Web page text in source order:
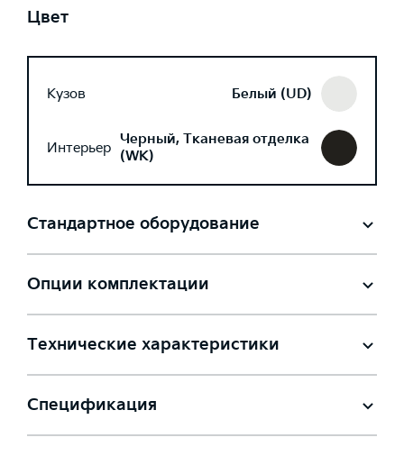
Цвет
Кузов Белый (UD)
Интерьер Черный, Тканевая отделка
(WK)
Стандартное оборудование
Опции комплектации
Технические характеристики
Спецификация